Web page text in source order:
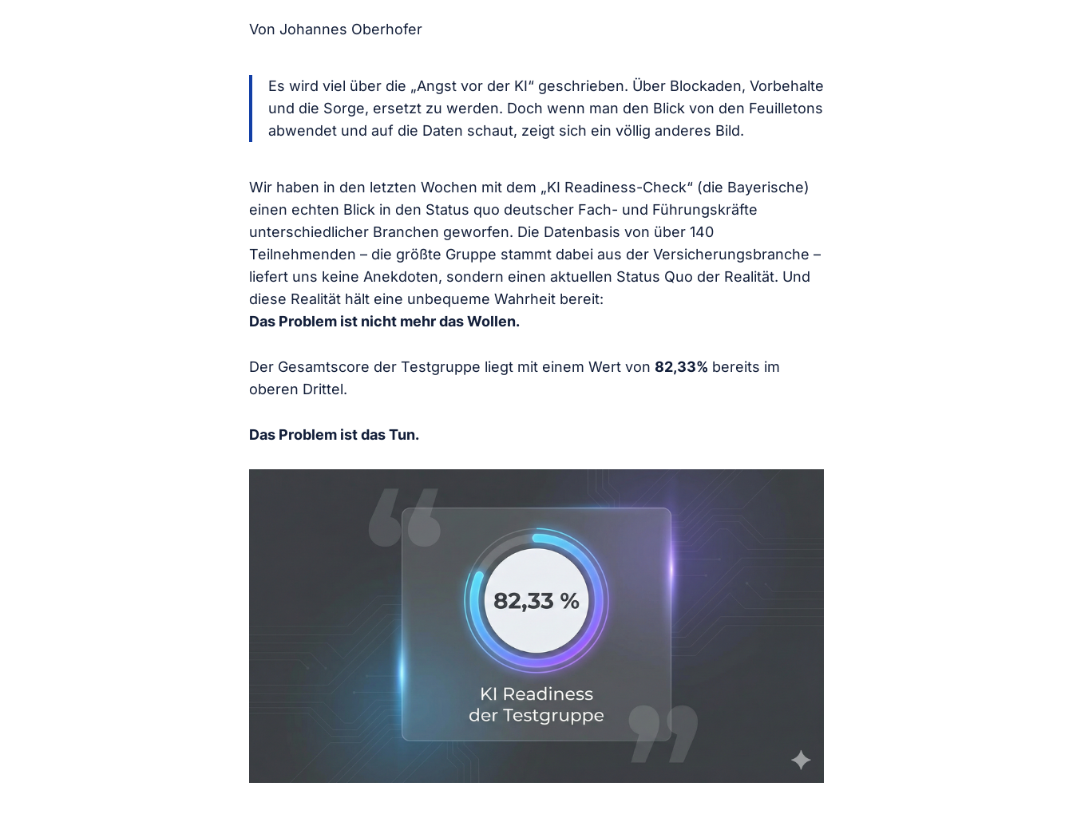
Von Johannes Oberhofer
Es wird viel über die „Angst vor der KI“ geschrieben. Über Blockaden, Vorbehalte
und die Sorge, ersetzt zu werden. Doch wenn man den Blick von den Feuilletons
abwendet und auf die Daten schaut, zeigt sich ein völlig anderes Bild.
Wir haben in den letzten Wochen mit dem „KI Readiness-Check“ (die Bayerische)
einen echten Blick in den Status quo deutscher Fach- und Führungskräfte
unterschiedlicher Branchen geworfen. Die Datenbasis von über 140
Teilnehmenden – die größte Gruppe stammt dabei aus der Versicherungsbranche –
liefert uns keine Anekdoten, sondern einen aktuellen Status Quo der Realität. Und
diese Realität hält eine unbequeme Wahrheit bereit:
Das Problem ist nicht mehr das Wollen.
Der Gesamtscore der Testgruppe liegt mit einem Wert von 82,33% bereits im
oberen Drittel.
Das Problem ist das Tun.